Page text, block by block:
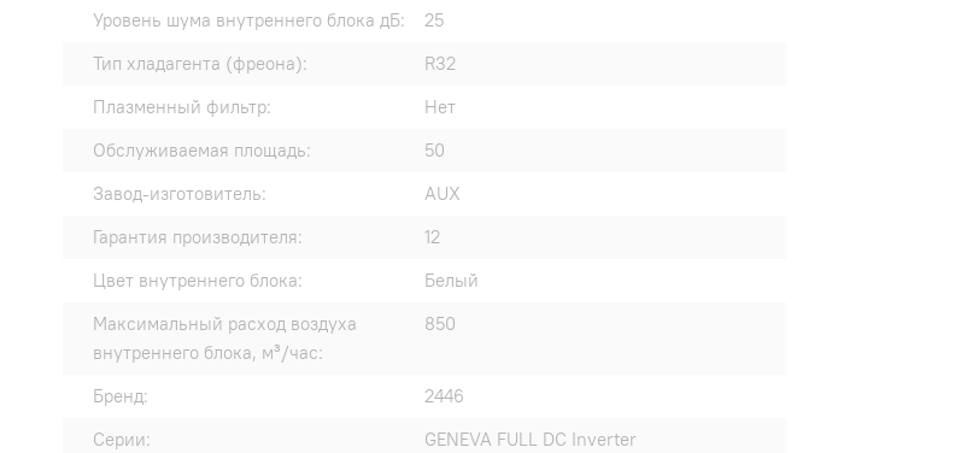
Уровень шума внутреннего блока дБ:
25
Тип хладагента (фреона):
R32
Плазменный фильтр:
Нет
Обслуживаемая площадь:
50
Завод-изготовитель:
AUX
Гарантия производителя:
12
Цвет внутреннего блока:
Белый
Максимальный расход воздуха
внутреннего блока, м³/час:
850
Бренд:
2446
Серии:
GENEVA FULL DC Inverter